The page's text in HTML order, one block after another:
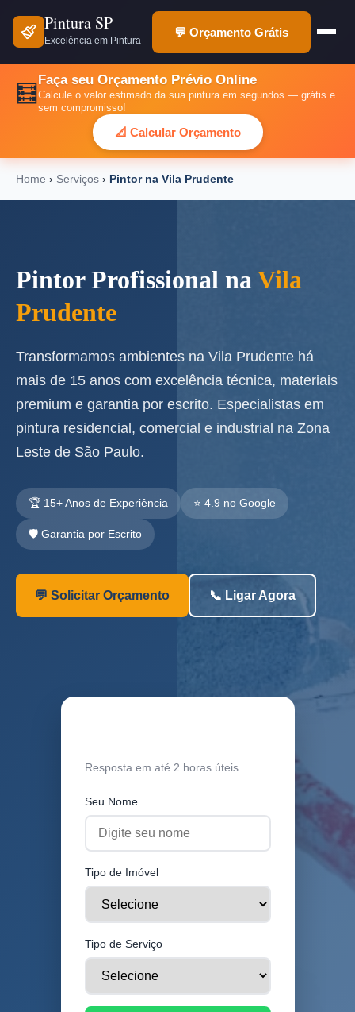
Pintura SP
Excelência em Pintura
💬 Orçamento Grátis
🧮
Faça seu Orçamento Prévio Online
Calcule o valor estimado da sua pintura em segundos — grátis e
sem compromisso!
📐 Calcular Orçamento
Home › Serviços › Pintor na Vila Prudente
Pintor Profissional na Vila
Prudente
Transformamos ambientes na Vila Prudente há
mais de 15 anos com excelência técnica, materiais
premium e garantia por escrito. Especialistas em
pintura residencial, comercial e industrial na Zona
Leste de São Paulo.
🏆 15+ Anos de Experiência ⭐ 4.9 no Google
🛡️ Garantia por Escrito
💬 Solicitar Orçamento 📞 Ligar Agora
Resposta em até 2 horas úteis
Seu Nome
Tipo de Imóvel
Tipo de Serviço